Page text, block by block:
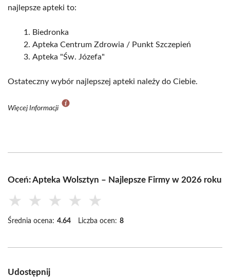
najlepsze apteki to:
Biedronka
Apteka Centrum Zdrowia / Punkt Szczepień
Apteka "Św. Józefa"
Ostateczny wybór najlepszej apteki należy do Ciebie.
Więcej Informacji
Oceń: Apteka Wolsztyn – Najlepsze Firmy w 2026 roku
★ ★ ★ ★ ★
Średnia ocena: 4.64 Liczba ocen: 8
Udostępnij